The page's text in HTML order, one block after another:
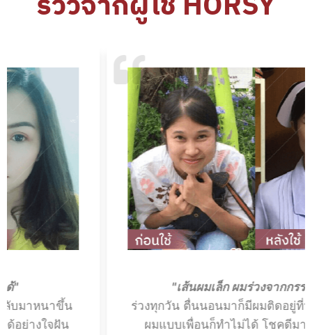
ขึ้น
ฝัน
"เส้นผมเล็ก ผมร่วงจากกรรมพันธุ์"
ร่วงทุกวัน ตื่นนอนมาก็มีผมติดอยู่ที่หมอน อยา
ผมแบบเพื่อนก็ทำไม่ได้ โชคดีมากที่ได้มาเ